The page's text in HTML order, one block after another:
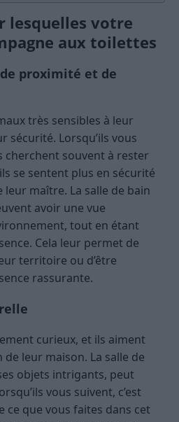
lesquelles votre
aux toilettes
proximité et de
très sensibles à leur
sécurité. Lorsqu’ils vous
cherchent souvent à rester
se sentent plus en sécurité
maître. La salle de bain
avoir une vue
tout en étant
Cela leur permet de
territoire ou d’être
rassurante.
curieux, et ils aiment
leur maison. La salle de
objets intrigants, peut
vous suivent, c’est
que vous faites dans cet